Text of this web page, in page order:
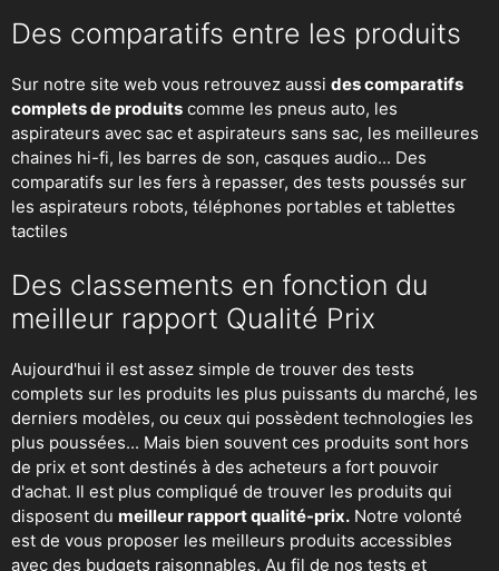
Des comparatifs entre les produits
Sur notre site web vous retrouvez aussi des comparatifs
complets de produits comme les pneus auto, les
aspirateurs avec sac et aspirateurs sans sac, les meilleures
chaines hi-fi, les barres de son, casques audio... Des
comparatifs sur les fers à repasser, des tests poussés sur
les aspirateurs robots, téléphones portables et tablettes
tactiles
Des classements en fonction du
meilleur rapport Qualité Prix
Aujourd'hui il est assez simple de trouver des tests
complets sur les produits les plus puissants du marché, les
derniers modèles, ou ceux qui possèdent technologies les
plus poussées... Mais bien souvent ces produits sont hors
de prix et sont destinés à des acheteurs a fort pouvoir
d'achat. Il est plus compliqué de trouver les produits qui
disposent du meilleur rapport qualité-prix. Notre volonté
est de vous proposer les meilleurs produits accessibles
avec des budgets raisonnables. Au fil de nos tests et